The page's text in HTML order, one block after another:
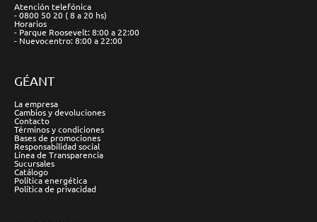
Atención telefónica
- 0800 50 20 ( 8 a 20 hs)
Horarios
- Parque Roosevelt: 8:00 a 22:00
- Nuevocentro: 8:00 a 22:00
GÉANT
La empresa
Cambios y devoluciones
Contacto
Términos y condiciones
Bases de promociones
Responsabilidad social
Línea de Transparencia
Sucursales
Catálogo
Política energética
Política de privacidad